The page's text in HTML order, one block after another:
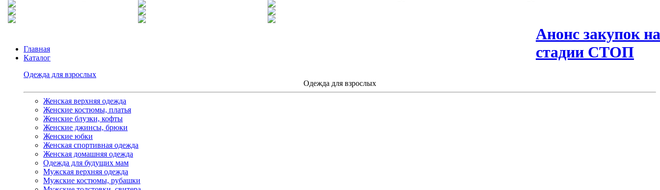
Анонс закупок на
стадии СТОП
Главная
Каталог
Одежда для взрослых
Одежда для взрослых
Женская верхняя одежда
Женские костюмы, платья
Женские блузки, кофты
Женские джинсы, брюки
Женские юбки
Женская спортивная одежда
Женская домашняя одежда
Одежда для будущих мам
Мужская верхняя одежда
Мужские костюмы, рубашки